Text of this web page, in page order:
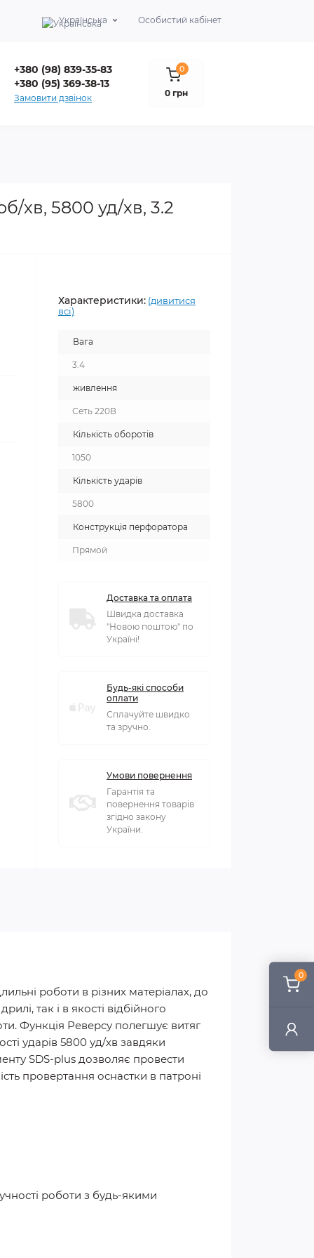
0
Українська Особистий кабінет
+380 (98) 839-35-83
+380 (95) 369-38-13
Замовити дзвінок
0
0 грн
хв, 5800 уд/хв, 3.2
Характеристики: (дивитися
всі)
Вага
3.4
живлення
Сеть 220В
Кількість оборотів
1050
Кількість ударів
5800
Конструкція перфоратора
Прямой
Доставка та оплата
Швидка доставка
"Новою поштою" по
Україні!
Будь-які способи
оплати
Сплачуйте швидко
та зручно.
Умови повернення
Гарантія та
повернення товарів
згідно закону
України.
роботи в різних матеріалах, до
так і в якості відбійного
Функція Реверсу полегшує витяг
ударів 5800 уд/хв завдяки
SDS-plus дозволяє провести
провертання оснастки в патроні
роботи з будь-якими